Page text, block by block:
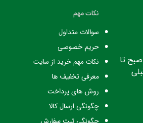
ساعت کاری: ساعت اداری از ۸ صبح تا
نکات مهم
سوالات متداول
حریم خصوصی
نکات مهم خرید از سایت
معرفی تخفیف ها
روش های پرداخت
چگونگی ارسال کالا